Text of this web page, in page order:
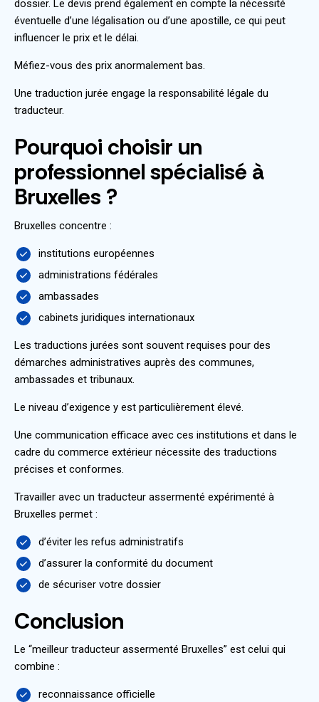
dossier. Le devis prend également en compte la nécessité
éventuelle d’une légalisation ou d’une apostille, ce qui peut
influencer le prix et le délai.
Méfiez-vous des prix anormalement bas.
Une traduction jurée engage la responsabilité légale du
traducteur.
Pourquoi choisir un
professionnel spécialisé à
Bruxelles ?
Bruxelles concentre :
institutions européennes
administrations fédérales
ambassades
cabinets juridiques internationaux
Les traductions jurées sont souvent requises pour des
démarches administratives auprès des communes,
ambassades et tribunaux.
Le niveau d’exigence y est particulièrement élevé.
Une communication efficace avec ces institutions et dans le
cadre du commerce extérieur nécessite des traductions
précises et conformes.
Travailler avec un traducteur assermenté expérimenté à
Bruxelles permet :
d’éviter les refus administratifs
d’assurer la conformité du document
de sécuriser votre dossier
Conclusion
Le “meilleur traducteur assermenté Bruxelles” est celui qui
combine :
reconnaissance officielle